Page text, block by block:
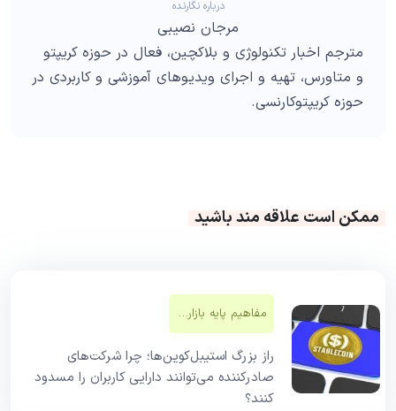
درباره نگارنده
مرجان نصیبی
مترجم اخبار تکنولوژی و بلاکچین، فعال در حوزه کریپتو
و متاورس، تهیه و اجرای ویدیوهای آموزشی و کاربردی در
حوزه کریپتوکارنسی.
ممکن است علاقه مند باشید
مفاهیم پایه بازار‌های مالی
راز بزرگ استیبل‌کوین‌ها؛ چرا شرکت‌های
صادرکننده می‌توانند دارایی کاربران را مسدود
کنند؟